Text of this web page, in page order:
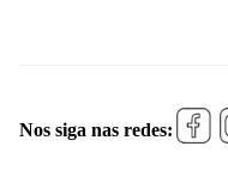
Nos siga nas redes: